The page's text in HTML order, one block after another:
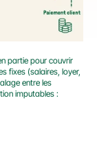
partie pour couvrir
fixes (salaires, loyer,
entre les
imputables :